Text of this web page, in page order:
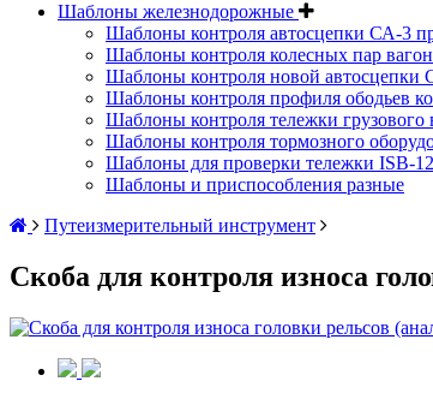
Шаблоны железнодорожные
Шаблоны контроля автосцепки СА-3
Шаблоны контроля колесных пар
Шаблоны контроля новой автосцепки
Шаблоны контроля профиля ободьев
Шаблоны контроля тележки грузового
Шаблоны контроля тормозного
Шаблоны для проверки тележки ISB-
Шаблоны и приспособления разные
Путеизмерительный инструмент
Скоба для контроля износа